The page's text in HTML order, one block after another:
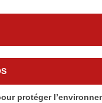
l’environnement